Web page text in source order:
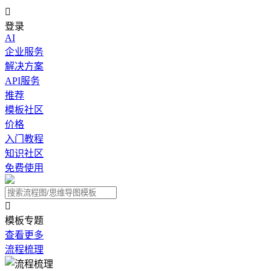

登录
AI
企业服务
解决方案
API服务
推荐
模板社区
价格
入门教程
知识社区
免费使用

模板专题
查看更多
流程梳理